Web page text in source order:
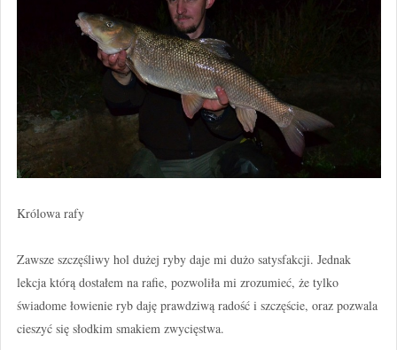
Królowa rafy
Zawsze szczęśliwy hol dużej ryby daje mi dużo satysfakcji. Jednak
lekcja którą dostałem na rafie, pozwoliła mi zrozumieć, że tylko
świadome łowienie ryb daję prawdziwą radość i szczęście, oraz pozwala
cieszyć się słodkim smakiem zwycięstwa.